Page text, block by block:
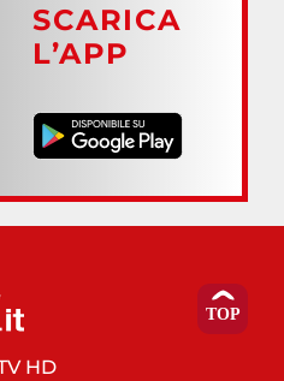
SCARICA
L’APP
HD